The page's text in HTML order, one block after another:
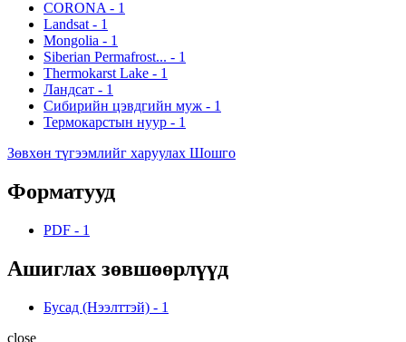
CORONA - 1
Landsat - 1
Mongolia - 1
Siberian Permafrost... - 1
Thermokarst Lake - 1
Ландсат - 1
Сибирийн цэвдгийн муж - 1
Термокарстын нуур - 1
Зөвхөн түгээмлийг харуулах Шошго
Форматууд
PDF - 1
Ашиглах зөвшөөрлүүд
Бусад (Нээлттэй) - 1
close